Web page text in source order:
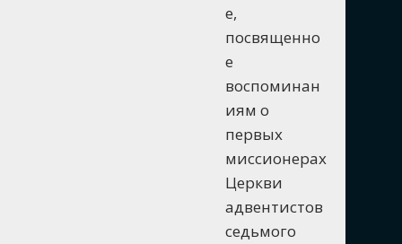
е,
посвященно
е
воспоминан
иям о
первых
миссионерах
Церкви
адвентистов
седьмого